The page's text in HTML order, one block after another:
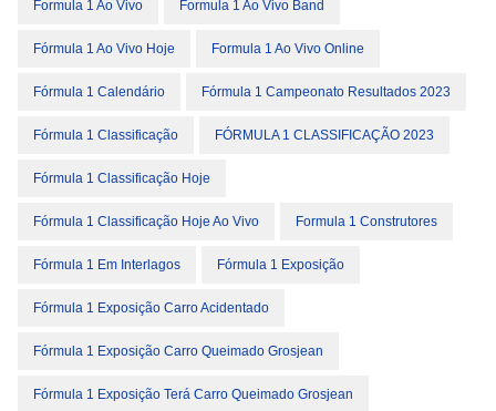
Formula 1 Ao Vivo Formula 1 Ao Vivo Band
Fórmula 1 Ao Vivo Hoje Formula 1 Ao Vivo Online
Fórmula 1 Calendário Fórmula 1 Campeonato Resultados 2023
Fórmula 1 Classificação FÓRMULA 1 CLASSIFICAÇÃO 2023
Fórmula 1 Classificação Hoje
Fórmula 1 Classificação Hoje Ao Vivo Formula 1 Construtores
Fórmula 1 Em Interlagos Fórmula 1 Exposição
Fórmula 1 Exposição Carro Acidentado
Fórmula 1 Exposição Carro Queimado Grosjean
Fórmula 1 Exposição Terá Carro Queimado Grosjean